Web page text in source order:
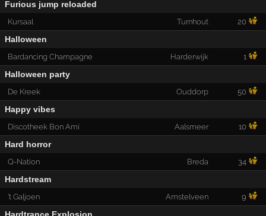
Furious jump reloaded
Kursaal Turnhout 20
Halloween
Bardancing Champagne Harderwijk 1
Halloween party
De Kreek Ouddorp 50
Happy vibes
Discotheek Bon Ami Aalsmeer 10
Hard horror
Q-Nation Breda 34
Hardstream
't Galjoen Amstelveen 9